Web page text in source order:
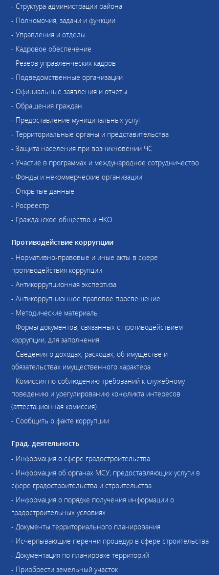
- Структура администрации района
- Полномочия, задачи и функции
- Управления и отделы
- Кадровое обеспечение
- Резерв управленческих кадров
- Подведомственные организации
- Официальные заявления и отчеты
- Обращения граждан
- Предоставление муниципальных услуг
- Территориальные органы и представительства
- Защита населения при возникновении ЧС
- Участие в программах и международное сотрудничество
- Фонды и некоммерческие организации
- Открытые данные
- Росреестр
- Гражданское общество и НКО
Противодействие коррупции
- Нормативно-правовые и иные акты в сфере
противодействия коррупции
- Антикоррупционная экспертиза
- Антикоррупционное правовое просвещение
- Методические материалы
- Формы документов, связанных с противодействием
коррупции, для заполнения
- Сведения о доходах, расходах, об имуществе и
обязательствах имущественного характера
- Комиссия по соблюдению требований к служебному
поведению и урегулированию конфликта интересов
(аттестационная комиссия)
- Сообщить о факте коррупции
Град. деятельность
- Информация о сфере градостроительства
- Информация об органах МСУ, предоставляющих услуги в
сфере градостроительства и строительства
- Информация о порядке получения информации о
градостроительных условиях
- Документы территориального планирования
- Исчерпывающие перечни процедур в сфере строительства
- Документация по планировке территорий
- Приобрести земельный участок